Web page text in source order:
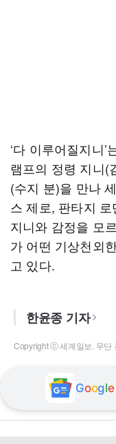
‘다 이루어질지니
램프의 정령 지니(
(수지 분)을 만나
스 제로, 판타지
지니와 감정을 모
가 어떤 기상천외
고 있다.
한윤종 기자
Copyright ⓒ 세계일보. 무단
Google